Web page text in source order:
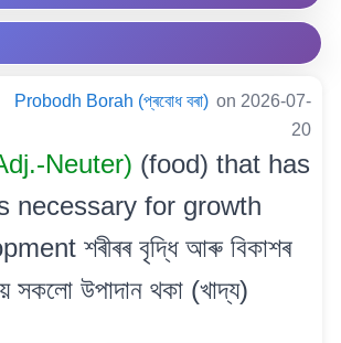
Probodh Borah (প্ৰবোধ বৰা) on 2026-07-
20
Neuter) (food) that has
necessary for growth
শৰীৰৰ বৃদ্ধি আৰু বিকাশৰ
সকলো উপাদান থকা (খাদ্য)